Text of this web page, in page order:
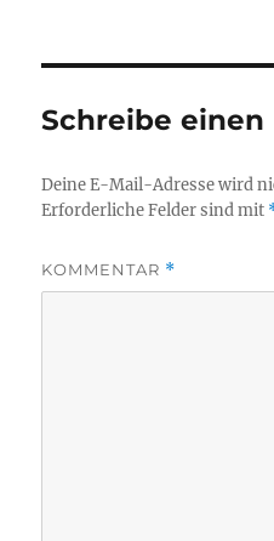
Schreibe
Deine E-Mail-Adresse wird
Erforderliche Felder sind mit
KOMMENTAR *